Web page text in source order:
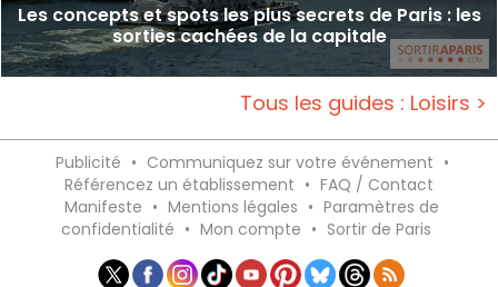
Les concepts et spots les plus secrets de Paris : les
sorties cachées de la capitale
Tous les guides : Loisirs >
Publicité • Communiquez sur votre événement •
Référencez un établissement • FAQ / Contact
Manifeste • Mentions légales • Paramètres de
confidentialité • Mon compte • Sortir de Paris